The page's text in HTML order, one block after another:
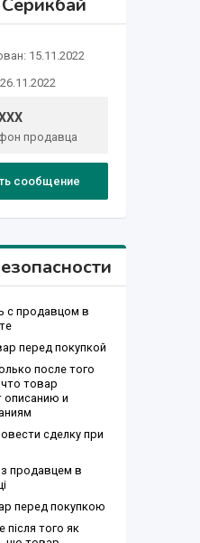
15.11.2022
продавца
сообщение
с продавцом в
перед покупкой
после того
товар
описанию и
сделку при
продавцем в
перед покупкою
після того як